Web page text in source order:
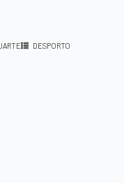
DESPORTO